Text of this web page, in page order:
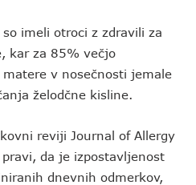
imeli otroci z zdravili za
kar za 85% večjo
v nosečnosti jemale
želodčne kisline.
reviji Journal of Allergy
da je izpostavljenost
dnevnih odmerkov,